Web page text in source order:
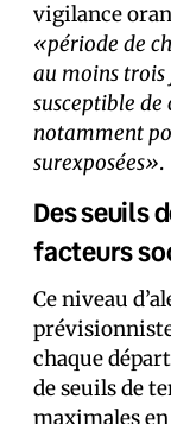
vigilance
«période de
au moins trois
susceptible
notamment
surexposées».
Des seuils
facteurs
Ce niveau
chaque
de seuils de
maximales